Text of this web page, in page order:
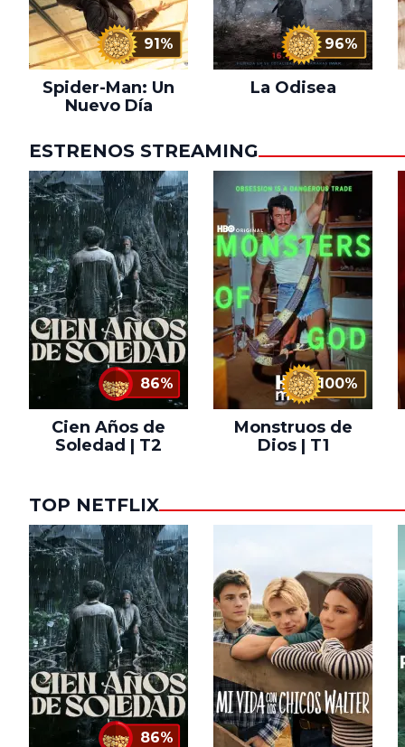
91%
Spider-Man: Un
Nuevo Día
96%
La Odisea
ESTRENOS STREAMING
86%
Cien Años de
Soledad | T2
100%
Monstruos de
Dios | T1
TOP NETFLIX
86%